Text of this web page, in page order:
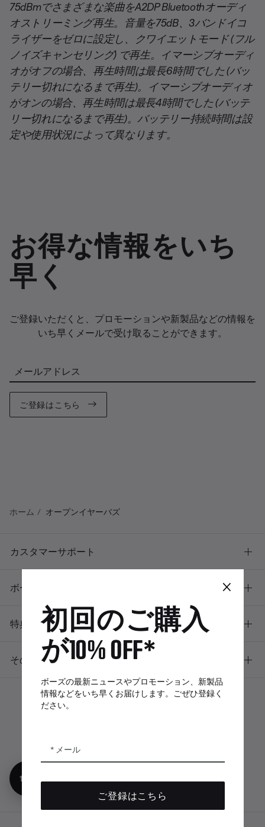
75dBmでさまざまな楽曲をA2DP Bluetoothオーディ
オストリーミング再生。音量を75dB、3バンドイコ
ライザーをゼロに設定し、クワイエットモード (フル
ノイズキャンセリング) で再生。イマーシブオーディ
オがオフの場合、再生時間は最長6時間でした (バッ
テリー切れになるまで再生)。イマーシブオーディオ
がオンの場合、再生時間は最長4時間でした (バッテ
リー切れになるまで再生)。バッテリー持続時間は設
定や使用状況によって異なります。
お得な情報をいち
早く
ご登録いただくと、プロモーションや新製品などの情報を
いち早くメールで受け取ることができます。
メールアドレス
ご登録はこちら
ホーム オープンイヤーバズ
カスタマーサポート
ボーズについて
特典
その他のリンク
×
初回のご購入
が10% OFF*
ボーズの最新ニュースやプロモーション、新製品
情報などをいち早くお届けします。ごぜひ登録く
ださい。
メール
ご登録はこちら
10%オフ